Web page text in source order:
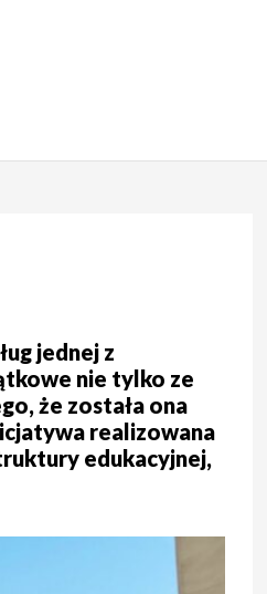
jednej z
nie tylko ze
że została ona
realizowana
edukacyjnej,